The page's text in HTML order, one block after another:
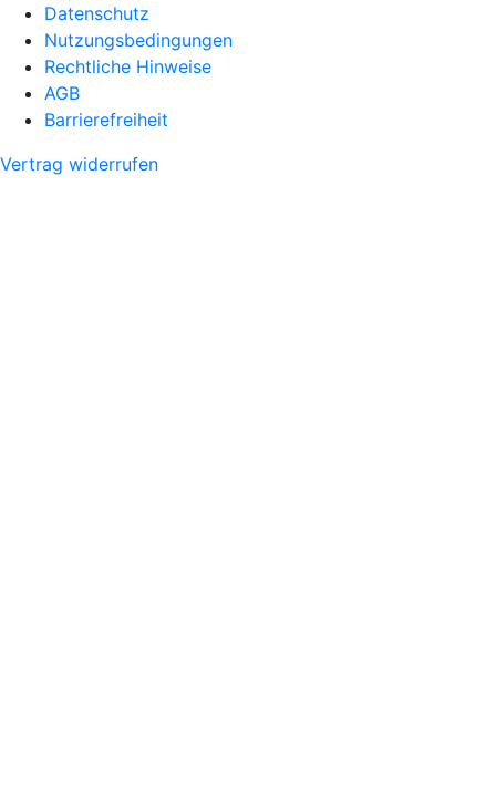
Datenschutz
Nutzungsbedingungen
Rechtliche Hinweise
AGB
Barrierefreiheit
Vertrag widerrufen